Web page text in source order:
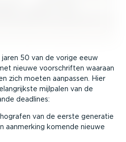
jaren 50 van de vorige eeuw
nieuwe voorschriften waaraan
zich moeten aanpassen. Hier
mijlpalen van de
deadlines:
van de eerste generatie
aanmerking komende nieuwe